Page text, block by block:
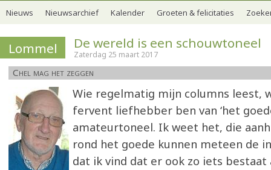
Nieuws Nieuwsarchief Kalender Groeten & felicitaties
Lommel De wereld is een schouwtoneel
Zaterdag 25 maart 2017
Chel mag het zeggen
Wie regelmatig mijn columns leest,
fervent liefhebber ben van ‘het
amateurtoneel. Ik weet het, die
rond het goede kunnen meteen de
dat ik vind dat er ook zo iets bestaat